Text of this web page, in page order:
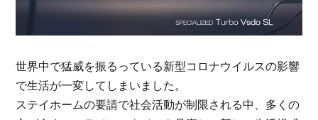
世界中で猛威を振るっている新型コロナウイルスの影響
で生活が一変してしまいました。
ステイホームの要請で社会活動が制限される中、多くの